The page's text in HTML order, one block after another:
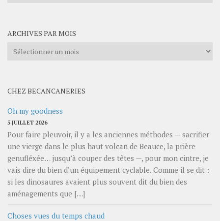
ARCHIVES PAR MOIS
Archives
CHEZ BECANCANERIES
Oh my goodness
5 JUILLET 2026
Pour faire pleuvoir, il y a les anciennes méthodes — sacrifier
une vierge dans le plus haut volcan de Beauce, la prière
genufléxée… jusqu’à couper des têtes —, pour mon cintre, je
vais dire du bien d’un équipement cyclable. Comme il se dit :
si les dinosaures avaient plus souvent dit du bien des
aménagements que […]
Choses vues du temps chaud